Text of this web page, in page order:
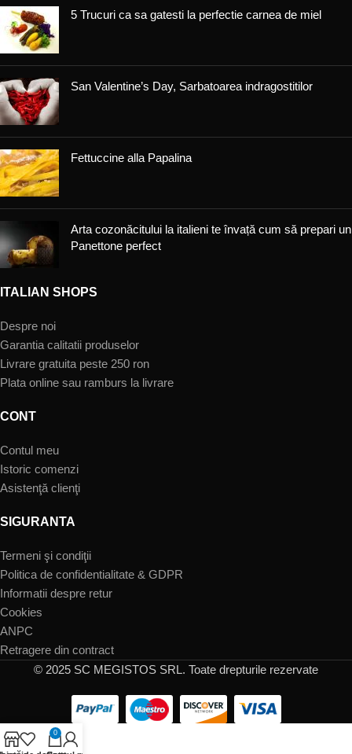
5 Trucuri ca sa gatesti la perfectie carnea de miel
San Valentine’s Day, Sarbatoarea indragostitilor
Fettuccine alla Papalina
Arta cozonăcitului la italieni te învață cum să prepari un
Panettone perfect
ITALIAN SHOPS
Despre noi
Garantia calitatii produselor
Livrare gratuita peste 250 ron
Plata online sau ramburs la livrare
CONT
Contul meu
Istoric comenzi
Asistenţă clienţi
SIGURANTA
Termeni şi condiţii
Politica de confidentialitate & GDPR
Informatii despre retur
Cookies
ANPC
Retragere din contract
© 2025 SC MEGISTOS SRL. Toate drepturile rezervate
0